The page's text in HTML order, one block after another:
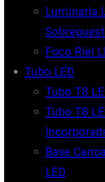
Luminaria
Foco Riel
Tubo LED
Tubo T8
Tubo T8
Base
LED